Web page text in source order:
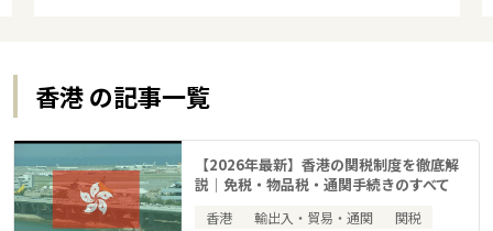
香港 の記事一覧
【2026年最新】香港の関税制度を徹底解
説｜免税・物品税・通関手続きのすべて
香港 輸出入・貿易・通関 関税